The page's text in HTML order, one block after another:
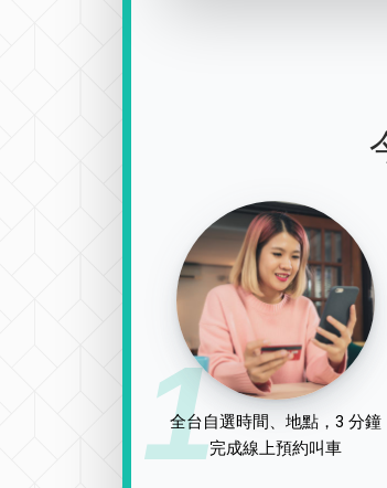
1
全台自選時間、地點，3 分鐘
完成線上預約叫車